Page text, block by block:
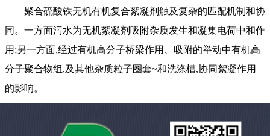
聚合硫酸铁无机有机复合絮凝剂触及复杂的匹配机制和协
同。一方面污水为无机絮凝剂吸附杂质发生和凝集电荷中和作
用;另一方面,经过有机高分子桥梁作用、吸附的举动中有机高
分子聚合物组,及其他杂质粒子圈套~和洗涤槽,协同絮凝作用
的影响。